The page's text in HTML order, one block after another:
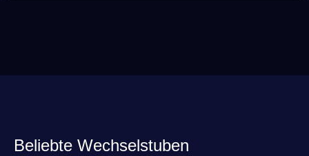
Beliebte Wechselstuben